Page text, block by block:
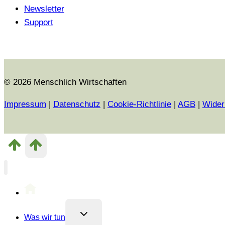
Newsletter
Support
© 2026 Menschlich Wirtschaften
Impressum Datenschutz Cookie-Richtlinie AGB
Was wir tun
Untermenü